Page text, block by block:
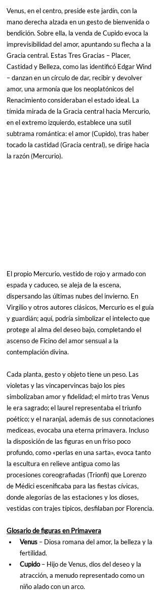
Venus, en el centro, preside este jardín, con la
mano derecha alzada en un gesto de bienvenida o
bendición. Sobre ella, la venda de Cupido evoca la
imprevisibilidad del amor, apuntando su flecha a la
Gracia central. Estas Tres Gracias – Placer,
Castidad y Belleza, como las identificó Edgar Wind
– danzan en un círculo de dar, recibir y devolver
amor, una armonía que los neoplatónicos del
Renacimiento consideraban el estado ideal. La
tímida mirada de la Gracia central hacia Mercurio,
en el extremo izquierdo, establece una sutil
subtrama romántica: el amor (Cupido), tras haber
tocado la castidad (Gracia central), se dirige hacia
la razón (Mercurio).
El propio Mercurio, vestido de rojo y armado con
espada y caduceo, se aleja de la escena,
dispersando las últimas nubes del invierno. En
Virgilio y otros autores clásicos, Mercurio es el guía
y guardián; aquí, podría simbolizar el intelecto que
protege al alma del deseo bajo, completando el
ascenso de Ficino del amor sensual a la
contemplación divina.
Cada planta, gesto y objeto tiene un peso. Las
violetas y las vincapervincas bajo los pies
simbolizaban amor y fidelidad; el mirto tras Venus
le era sagrado; el laurel representaba el triunfo
poético; y el naranjal, además de sus connotaciones
mediceas, evocaba una eterna primavera. Incluso
la disposición de las figuras en un friso poco
profundo, como «perlas en una sarta», evoca tanto
la escultura en relieve antigua como las
procesiones coreografiadas (Trionfi) que Lorenzo
de Médici escenificaba para las fiestas cívicas,
donde alegorías de las estaciones y los dioses,
vestidas con trajes típicos, desfilaban por Florencia.
Glosario de figuras en Primavera
Venus – Diosa romana del amor, la belleza y la
fertilidad.
Cupido – Hijo de Venus, dios del deseo y la
atracción, a menudo representado como un
niño alado con un arco.